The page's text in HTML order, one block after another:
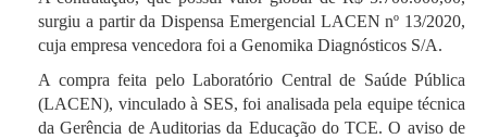
surgiu a partir da Dispensa Emergencial LACEN nº 13/2020,
cuja empresa vencedora foi a Genomika Diagnósticos S/A.
A compra feita pelo Laboratório Central de Saúde Pública
(LACEN), vinculado à SES, foi analisada pela equipe técnica
da Gerência de Auditorias da Educação do TCE. O aviso de